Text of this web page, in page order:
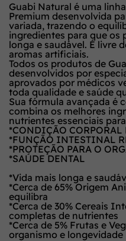
Guabi Natural é uma
Premium desenvolvida
variada, trazendo o
ingredientes para que os
longa e saudável. É livre
aromas artificiais.
Todos os produtos de
desenvolvidos por
aprovados por médicos
toda qualidade e saúde
Sua fórmula avançada é
combina os melhores
nutrientes essenciais
*CONDIÇÃO
*FUNÇÃO INTESTINAL
*PROTEÇÃO PARA O
*SAÚDE DENTAL
*Vida mais longa e
*Cerca de 65% Origem
equilibra
*Cerca de 30% Cereais
completas de nutrientes
*Cerca de 5% Frutas e
organismo e longevidade